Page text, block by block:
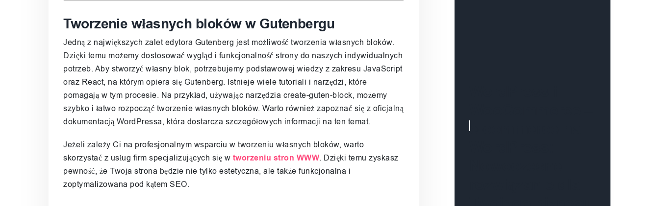
Tworzenie własnych bloków w Gutenbergu
Jedną z największych zalet edytora Gutenberg jest możliwość tworzenia własnych bloków.
Dzięki temu możemy dostosować wygląd i funkcjonalność strony do naszych indywidualnych
potrzeb. Aby stworzyć własny blok, potrzebujemy podstawowej wiedzy z zakresu JavaScript
oraz React, na którym opiera się Gutenberg. Istnieje wiele tutoriali i narzędzi, które
pomagają w tym procesie. Na przykład, używając narzędzia create-guten-block, możemy
szybko i łatwo rozpocząć tworzenie własnych bloków. Warto również zapoznać się z oficjalną
dokumentacją WordPressa, która dostarcza szczegółowych informacji na ten temat.
Jeżeli zależy Ci na profesjonalnym wsparciu w tworzeniu własnych bloków, warto
skorzystać z usług firm specjalizujących się w tworzeniu stron WWW. Dzięki temu zyskasz
pewność, że Twoja strona będzie nie tylko estetyczna, ale także funkcjonalna i
zoptymalizowana pod kątem SEO.
e-commerce na